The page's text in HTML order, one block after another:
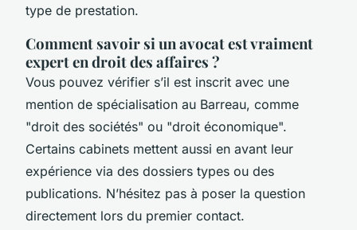
type de prestation.
Comment savoir si un avocat est vraiment
expert en droit des affaires ?
Vous pouvez vérifier s’il est inscrit avec une
mention de spécialisation au Barreau, comme
"droit des sociétés" ou "droit économique".
Certains cabinets mettent aussi en avant leur
expérience via des dossiers types ou des
publications. N’hésitez pas à poser la question
directement lors du premier contact.